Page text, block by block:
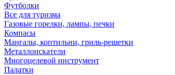
Футболки
Все для туризма
Газовые горелки, лампы, печки
Компасы
Мангалы, коптильни, гриль-решетки
Металлоискатели
Многоцелевой инструмент
Палатки